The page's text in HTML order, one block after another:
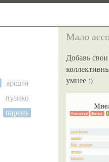
аршин
пузико
парень
Мало
Добавь
умнее :)